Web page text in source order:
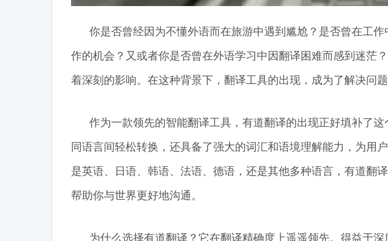
你是否曾经因为不懂外语而在旅游中遇到尴尬？是否曾在工
作的机会？又或者你是否曾在外语学习中因翻译困难而感到迷茫
着深刻的影响。在这种背景下，翻译工具的出现，成为了解决问题
作为一款领先的智能翻译工具，有道翻译的出现正好填补了
同语言间轻松转换，还具备了强大的词汇和语境理解能力，为用
是英语、日语、韩语、法语、德语，还是其他多种语言，有道翻
帮助你与世界更好地沟通。
为什么选择有道翻译？它在翻译精确度上遥遥领先。得益于